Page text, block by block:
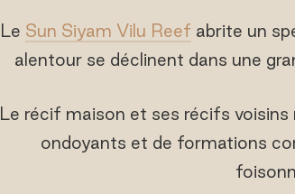
Le Sun Siyam Vilu Reef abrite un
alentour se déclinent dans une
Le récif maison et ses récifs
ondoyants et de formations